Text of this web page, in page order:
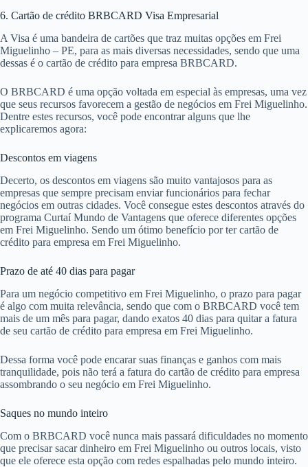
6. Cartão de crédito BRBCARD Visa Empresarial
A Visa é uma bandeira de cartões que traz muitas opções em Frei
Miguelinho – PE, para as mais diversas necessidades, sendo que uma
dessas é o cartão de crédito para empresa BRBCARD.
O BRBCARD é uma opção voltada em especial às empresas, uma vez
que seus recursos favorecem a gestão de negócios em Frei Miguelinho.
Dentre estes recursos, você pode encontrar alguns que lhe
explicaremos agora:
Descontos em viagens
Decerto, os descontos em viagens são muito vantajosos para as
empresas que sempre precisam enviar funcionários para fechar
negócios em outras cidades. Você consegue estes descontos através do
programa Curtaí Mundo de Vantagens que oferece diferentes opções
em Frei Miguelinho. Sendo um ótimo benefício por ter cartão de
crédito para empresa em Frei Miguelinho.
Prazo de até 40 dias para pagar
Para um negócio competitivo em Frei Miguelinho, o prazo para pagar
é algo com muita relevância, sendo que com o BRBCARD você tem
mais de um mês para pagar, dando exatos 40 dias para quitar a fatura
de seu cartão de crédito para empresa em Frei Miguelinho.
Dessa forma você pode encarar suas finanças e ganhos com mais
tranquilidade, pois não terá a fatura do cartão de crédito para empresa
assombrando o seu negócio em Frei Miguelinho.
Saques no mundo inteiro
Com o BRBCARD você nunca mais passará dificuldades no momento
que precisar sacar dinheiro em Frei Miguelinho ou outros locais, visto
que ele oferece esta opção com redes espalhadas pelo mundo inteiro.